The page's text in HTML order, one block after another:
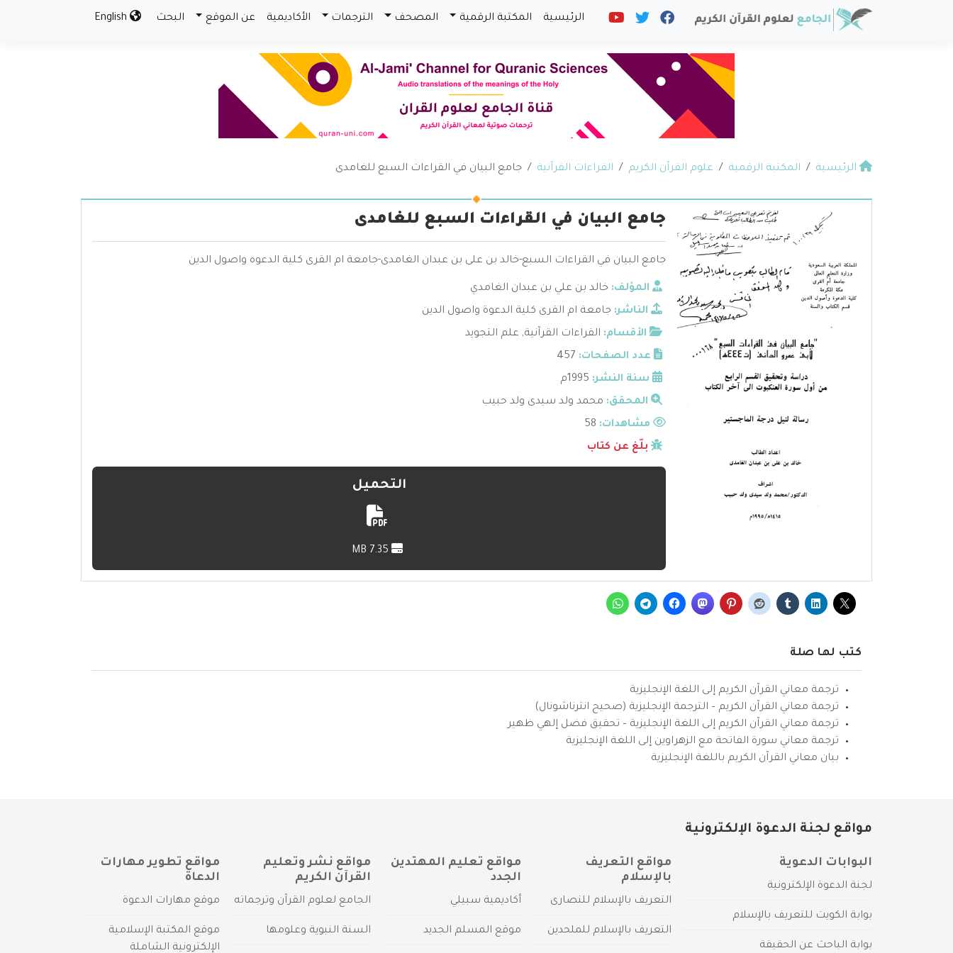
الرئيسية المكتبة الرقمية المصحف الترجمات الأكاديمية عن الموقع البحث
الرئيسية المكتبة الرقمية علوم القرآن الكريم القراءات القرآنية جامع البيان في القراءات السبع للغامدى
جامع البيان في القراءات السبع للغامدى
جامع البيان في القراءات السبع-خالد بن على بن عبدان الغامدى-جامعة ام القرى كلية الدعوه واصول الدين
المؤلف: خالد بن علي بن عبدان الغامدي
الناشر: جامعة ام القرى كلية الدعوة واصول الدين
الأقسام: القراءات القرآنية, علم التجويد
عدد الصفحات: 457
سنة النشر: 1995م
المحقق: محمد ولد سيدى ولد حبيب
مشاهدات:
بلّغ عن كتاب
التحميل
كتب لها صلة
ترجمة معاني القرآن الكريم إلى اللغة الإنجليزية
ترجمة معاني القرآن الكريم – الترجمة الإنجليزية (صحيح انترناشونال)
ترجمة معاني القرآن الكريم إلى اللغة الإنجليزية – تحقيق فضل إلهي ظهير
ترجمة معاني سورة الفاتحة مع الزهراوين إلى اللغة الإنجليزية
بيان معاني القرآن الكريم باللغة الإنجليزية
مواقع لجنة الدعوة الإلكترونية
البوابات الدعوية
لجنة الدعوة الإلكترونية
بوابة الكويت للتعريف بالإسلام
بوابة الباحث عن الحقيقة
مواقع التعريف
بالإسلام
التعريف بالإسلام للنصارى
التعريف بالإسلام للملحدين
مواقع تعليم المهتدين
الجدد
أكاديمية سبيلي
موقع المسلم الجديد
مواقع نشر وتعليم
القرآن الكريم
الجامع لعلوم القرآن وترجماته
السنة النبوية وعلومها
مواقع تطوير مهارات
الدعاة
موقع مهارات الدعوة
موقع المكتبة الإسلامية
الإلكترونية الشاملة